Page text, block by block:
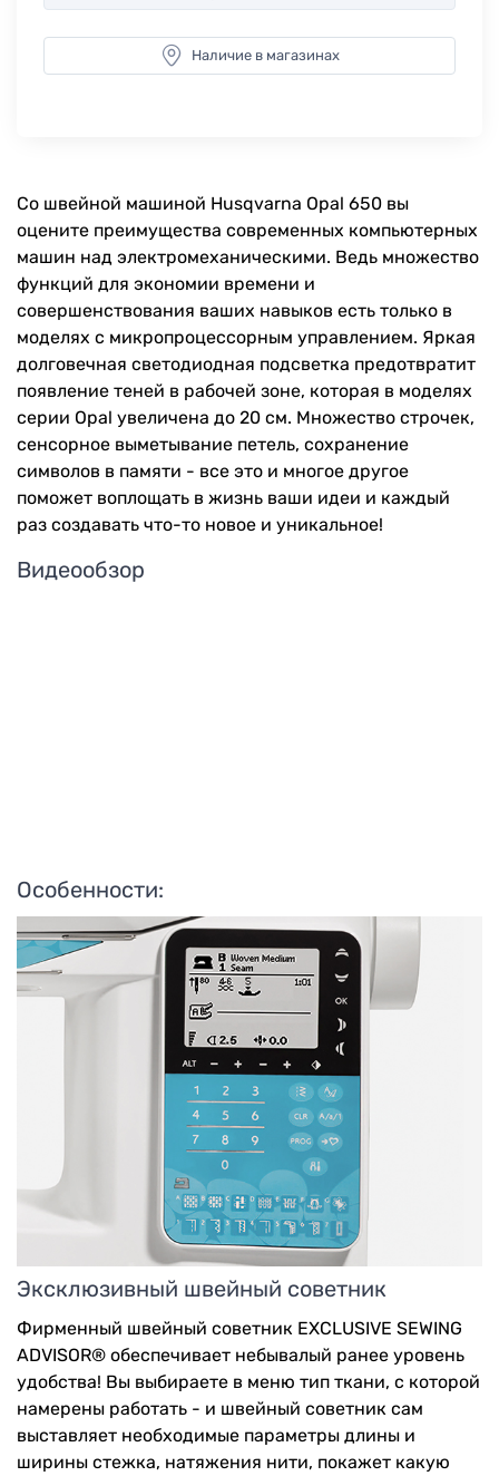
Наличие в магазинах
Со швейной машиной Husqvarna Opal 650 вы
оцените преимущества современных компьютерных
машин над электромеханическими. Ведь множество
функций для экономии времени и
совершенствования ваших навыков есть только в
моделях с микропроцессорным управлением. Яркая
долговечная светодиодная подсветка предотвратит
появление теней в рабочей зоне, которая в моделях
серии Opal увеличена до 20 см. Множество строчек,
сенсорное выметывание петель, сохранение
символов в памяти - все это и многое другое
поможет воплощать в жизнь ваши идеи и каждый
раз создавать что-то новое и уникальное!
Видеообзор
Особенности:
Эксклюзивный швейный советник
Фирменный швейный советник EXCLUSIVE SEWING
ADVISOR® обеспечивает небывалый ранее уровень
удобства! Вы выбираете в меню тип ткани, с которой
намерены работать - и швейный советник сам
выставляет необходимые параметры длины и
ширины стежка, натяжения нити, покажет какую